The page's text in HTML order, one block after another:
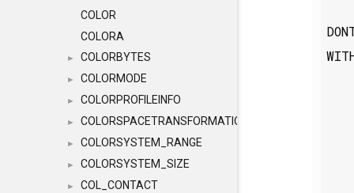
COLOR
COLORA
► COLORBYTES
► COLORMODE
► COLORPROFILEINFO
► COLORSPACETRANSFORMATION
► COLORSYSTEM_RANGE
► COLORSYSTEM_SIZE
► COL_CONTACT